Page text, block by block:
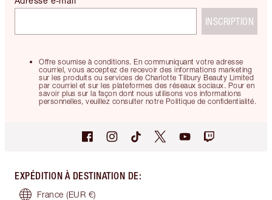
Offre soumise à conditions. En communiquant votre adresse
courriel, vous acceptez de recevoir des informations marketing
sur les produits ou services de Charlotte Tilbury Beauty Limited
par courriel et sur les plateformes des réseaux sociaux. Pour en
savoir plus sur la façon dont nous utilisons vos informations
personnelles, veuillez consulter notre Politique de confidentialité.
INSCRIPTION
EXPÉDITION À DESTINATION DE:
France (EUR €)